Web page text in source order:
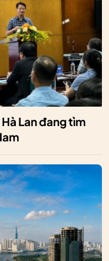
Lan đang tìm